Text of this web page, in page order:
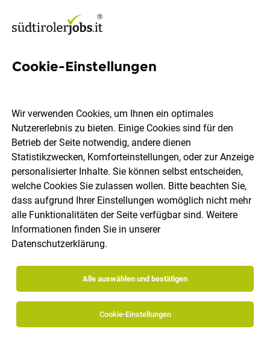
Verkäufer*in oder
MPREIS Italia GmbH
Oberbozen Teilzeit 18.07.2026 DE
Cookie-Einstellungen
Wir verwenden Cookies, um Ihnen ein optimales
Nutzererlebnis zu bieten. Einige Cookies sind für den
Betrieb der Seite notwendig, andere dienen
Statistikzwecken, Komforteinstellungen, oder zur Anzeige
personalisierter Inhalte. Sie können selbst entscheiden,
welche Cookies Sie zulassen wollen. Bitte beachten Sie,
dass aufgrund Ihrer Einstellungen womöglich nicht mehr
alle Funktionalitäten der Seite verfügbar sind. Weitere
Informationen finden Sie in unserer
Datenschutzerklärung.
Alle auswählen und bestätigen
Cookie-Einstellungen